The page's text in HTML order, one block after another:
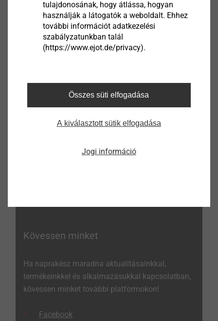
Töltse le most
Kövessen minket
Ha naprakész maradna aktualitásainkkal,
termékeinkkel és alkalmazásukkal kapcsolatban,
kövessen minket további platformokon!
Facebook
tulajdonosának, hogy átlássa, hogyan
használják a látogatók a weboldalt. Ehhez
további információt adatkezelési
szabályzatunkban talál
(https://www.ejot.de/privacy).
Összes süti elfogadása
A kiválasztott sütik elfogadása
Jogi információ